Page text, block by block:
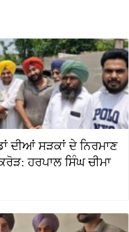
ਦੀਆਂ ਸੜਕਾਂ ਦੇ ਨਿਰਮਾਣ
ਹਰਪਾਲ ਸਿੰਘ ਚੀਮਾ